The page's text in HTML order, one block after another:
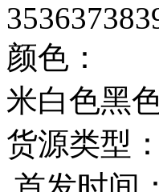
35363738
颜色：
米白色黑
货源类型